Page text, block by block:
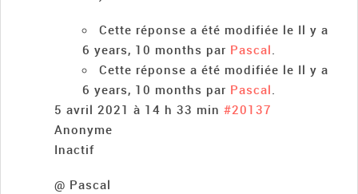
Cette réponse a été modifiée le Il y a
6 years, 10 months par Pascal.
Cette réponse a été modifiée le Il y a
6 years, 10 months par Pascal.
5 avril 2021 à 14 h 33 min #20137
Anonyme
Inactif
@ Pascal